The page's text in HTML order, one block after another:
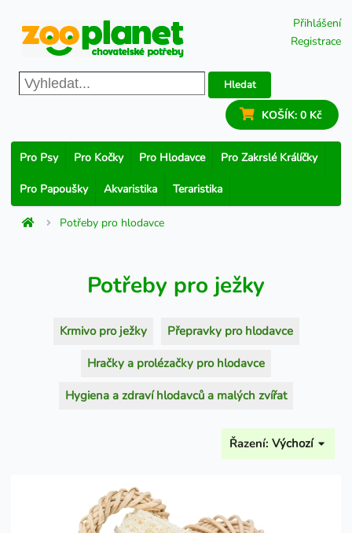
Přihlášení
Registrace
Hledat
KOŠÍK: 0 Kč
Pro Psy Pro Kočky Pro Hlodavce Pro Zakrslé Králíčky
Pro Papoušky Akvaristika Teraristika
Potřeby pro hlodavce
Potřeby pro ježky
Krmivo pro ježky Přepravky pro hlodavce
Hračky a prolézačky pro hlodavce
Hygiena a zdraví hlodavců a malých zvířat
Řazení: Výchozí